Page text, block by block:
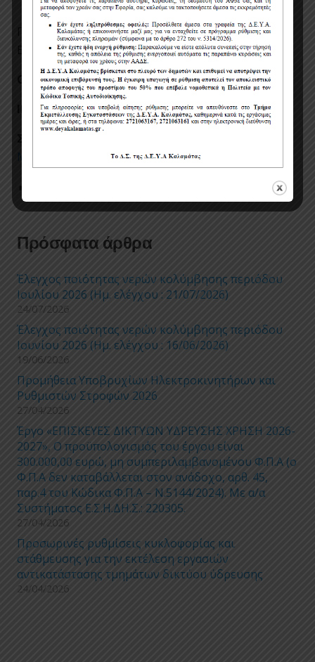
Πληροφορίες σχετικά με τον διαγωνισμό: κος
Βασιλειάδης Μιχάλης, τηλ. 27210-63130, 69940.
Ο ΓΕΝΙΚΟΣ ΔΙΕΥΘΥΝΤΗΣ
ΙΠΠΟΚΡΑΤΗΣ ΜΠΑΖΙΩΤΟΠΟΥΛΟΣ
ΥΠΕΥΘΥΝΗ ΔΗΛΩΣΗ
Πρόσφατα άρθρα
Έλεγχος ποιότητας νερών κολύμβησης περιόδου
Ιουλίου 2026 (Ημ. ελέγχου : 21/07/2026)
24/07/2026
Έλεγχος ποιότητας νερών κολύμβησης περιόδου
Ιουνίου 2026 (Ημ. ελέγχου : 16/06/2026)
19/06/2026
Προμήθεια Υποβρυχίων Ηλεκτροκινητήρων και
Ρυθμιστών Στροφών 2026
27/04/2026
Έργο «ΕΠΙΣΚΕΥΕΣ ΔΙΚΤΥΩΝ ΥΔΡΕΥΣΗΣ ΧΡΗΣΗ 2026-
2027», Ο προϋπολογισμός του έργου είναι
300.000,00 ευρώ, μη συμπεριλαμβανομένου Φ.Π.Α (ο
Φ.Π.Α δεν καταβάλλεται στον ανάδοχο, αρθ. 45,
παρ.4 του Κώδικα Φ.Π.Α – Ν.5144/2024). Με α/α
Συστήματος Ε.Σ.Η.ΔΗ.Σ.: 220305.
27/04/2026
Προσωρινές ρυθμίσεις κυκλοφορίας και
στάθμευσης για την εκτέλεση εργασιών
αντικατάστασης τμημάτων δικτύου ύδρευσης
24/04/2026